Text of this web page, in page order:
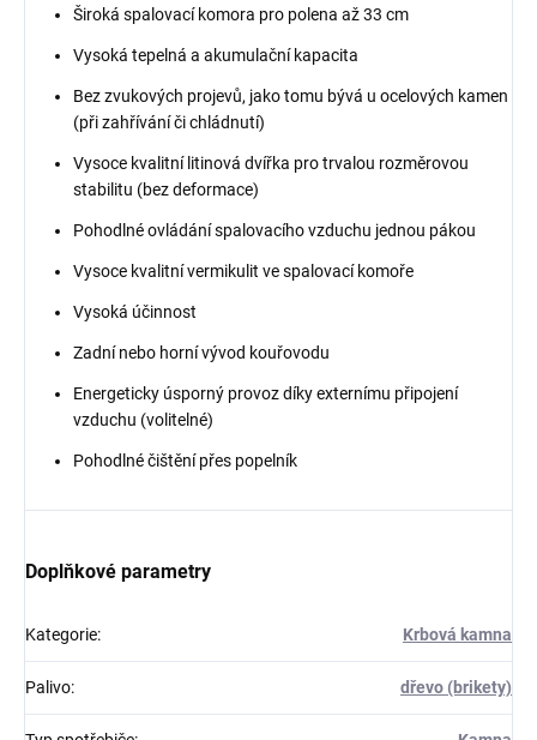
Široká spalovací komora pro polena až 33 cm
Vysoká tepelná a akumulační kapacita
Bez zvukových projevů, jako tomu bývá u ocelových kamen
(při zahřívání či chládnutí)
Vysoce kvalitní litinová dvířka pro trvalou rozměrovou
stabilitu (bez deformace)
Pohodlné ovládání spalovacího vzduchu jednou pákou
Vysoce kvalitní vermikulit ve spalovací komoře
Vysoká účinnost
Zadní nebo horní vývod kouřovodu
Energeticky úsporný provoz díky externímu připojení
vzduchu (volitelné)
Pohodlné čištění přes popelník
Doplňkové parametry
Kategorie: Krbová kamna
Palivo: dřevo (brikety)